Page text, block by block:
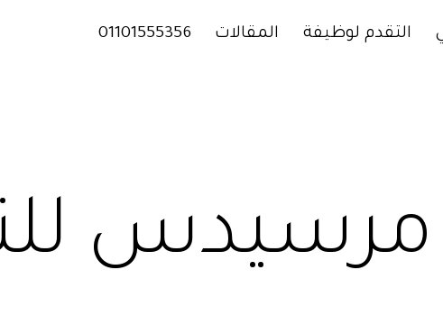
التقدم لوظيفة المقالات 01101555356
مرسيدس